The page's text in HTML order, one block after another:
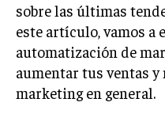
sobre las últimas
este artículo, vamos a
automatización de
aumentar tus ventas
marketing en general.